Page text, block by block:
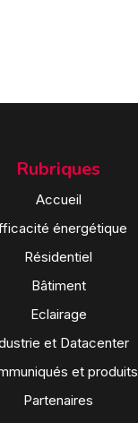
Rubriques
Accueil
énergétique
Résidentiel
Bâtiment
Eclairage
et Datacenter
et produits
Partenaires